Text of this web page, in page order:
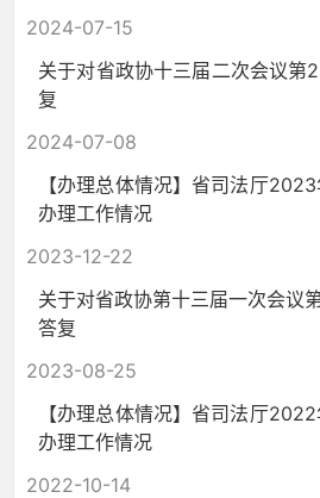
2024-07-15
关于对省政协十三届二次会议第
复
2024-07-08
【办理总体情况】省司法厅
办理工作情况
2023-12-22
关于对省政协第十三届一次会议
答复
2023-08-25
【办理总体情况】省司法厅
办理工作情况
2022-10-14